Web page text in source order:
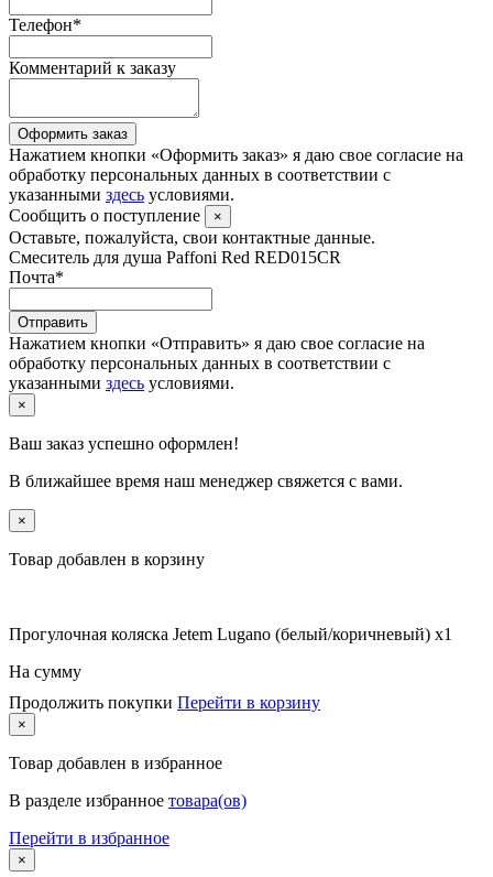
Телефон*
Комментарий к заказу
Оформить заказ
Нажатием кнопки «Оформить заказ» я даю свое согласие на
обработку персональных данных в соответствии с
указанными здесь условиями.
Сообщить о поступление
×
Оставьте, пожалуйста, свои контактные данные.
Смеситель для душа Paffoni Red RED015CR
Почта*
Отправить
Нажатием кнопки «Отправить» я даю свое согласие на
обработку персональных данных в соответствии с
указанными здесь условиями.
×
Ваш заказ успешно оформлен!
В ближайшее время наш менеджер свяжется с вами.
×
Товар добавлен в корзину
Прогулочная коляска Jetem Lugano (белый/коричневый) x1
На сумму
Продолжить покупки Перейти в корзину
×
Товар добавлен в избранное
В разделе избранное товара(ов)
Перейти в избранное
×